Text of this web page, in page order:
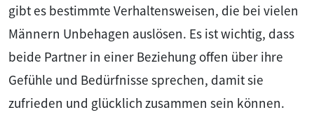
gibt es bestimmte Verhaltensweisen, die bei vielen
Männern Unbehagen auslösen. Es ist wichtig, dass
beide Partner in einer Beziehung offen über ihre
Gefühle und Bedürfnisse sprechen, damit sie
zufrieden und glücklich zusammen sein können.